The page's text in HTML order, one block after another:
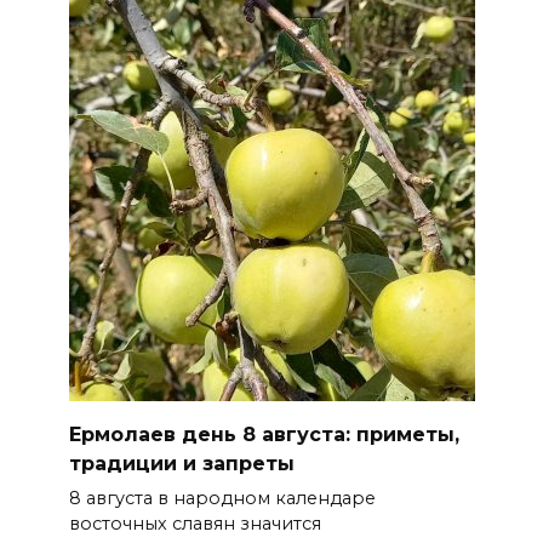
пяти районах Ростовской
области
07 августа 2026 23:00
Дабы счастье семейное
сберечь – спрячьте первое
сорванное яблоко: приметы
на 8 августа
07 августа 2026 22:04
В Железнодорожном районе
Ростова-на-Дону на сутки
отключат воду из-за
капремонта сетей
Ермолаев день 8 августа: приметы,
традиции и запреты
8 августа в народном календаре
восточных славян значится